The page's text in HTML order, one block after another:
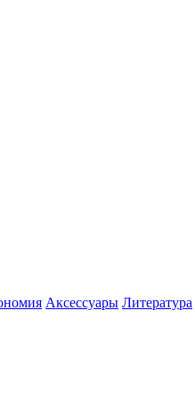
Аксессуары Литература